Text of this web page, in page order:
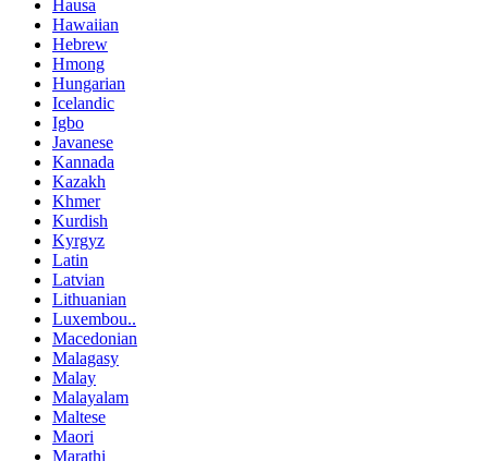
Hausa
Hawaiian
Hebrew
Hmong
Hungarian
Icelandic
Igbo
Javanese
Kannada
Kazakh
Khmer
Kurdish
Kyrgyz
Latin
Latvian
Lithuanian
Luxembou..
Macedonian
Malagasy
Malay
Malayalam
Maltese
Maori
Marathi